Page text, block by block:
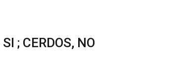
; CERDOS, NO